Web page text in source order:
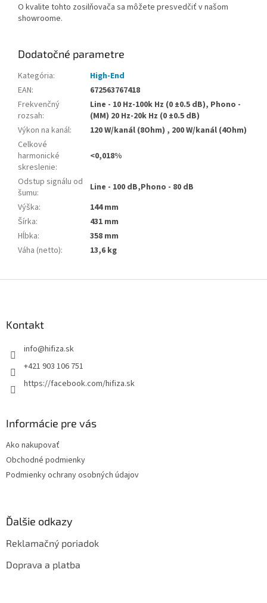
O kvalite tohto zosilňovača sa môžete presvedčiť v našom
showroome.
Dodatočné parametre
Kategória:
High-End
EAN:
672563767418
Frekvenčný
rozsah:
Line - 10 Hz-100k Hz (0 ±0.5 dB), Phono -
(MM) 20 Hz-20k Hz (0 ±0.5 dB)
Výkon na kanál:
120 W/kanál (8Ohm) , 200 W/kanál (4Ohm)
Celkové
harmonické
skreslenie:
<0,018%
Odstup signálu od
šumu:
Line - 100 dB,Phono - 80 dB
Výška:
144 mm
Šírka:
431 mm
Hĺbka:
358 mm
Váha (netto): 13,6 kg
Kontakt
info@hifiza.sk
+421 903 106 751
https://facebook.com/hifiza.sk
Informácie pre vás
Ako nakupovať
Obchodné podmienky
Podmienky ochrany osobných údajov
Ďalšie odkazy
Reklamačný poriadok
Doprava a platba